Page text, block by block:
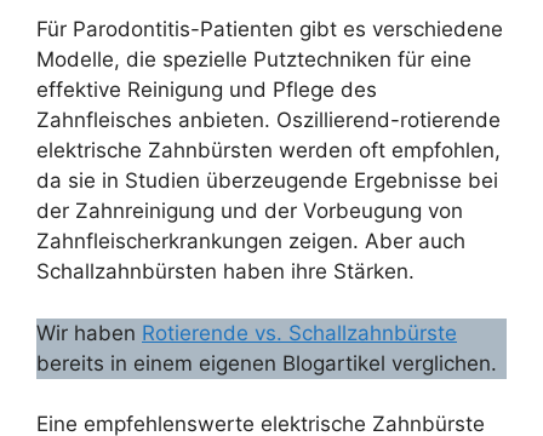
Für Parodontitis-Patienten gibt es verschiedene
Modelle, die spezielle Putztechniken für eine
effektive Reinigung und Pflege des
Zahnfleisches anbieten. Oszillierend-rotierende
elektrische Zahnbürsten werden oft empfohlen,
da sie in Studien überzeugende Ergebnisse bei
der Zahnreinigung und der Vorbeugung von
Zahnfleischerkrankungen zeigen. Aber auch
Schallzahnbürsten haben ihre Stärken.
Wir haben Rotierende vs. Schallzahnbürste
bereits in einem eigenen Blogartikel verglichen.
Eine empfehlenswerte elektrische Zahnbürste